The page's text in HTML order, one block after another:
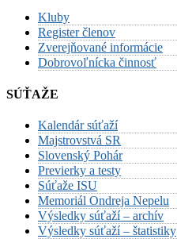
Kluby
Register členov
Zverejňované informácie
Dobrovoľnícka činnosť
SÚŤAŽE
Kalendár súťaží
Majstrovstvá SR
Slovenský Pohár
Previerky a testy
Súťaže ISU
Memoriál Ondreja Nepelu
Výsledky súťaží – archív
Výsledky súťaží – štatistiky